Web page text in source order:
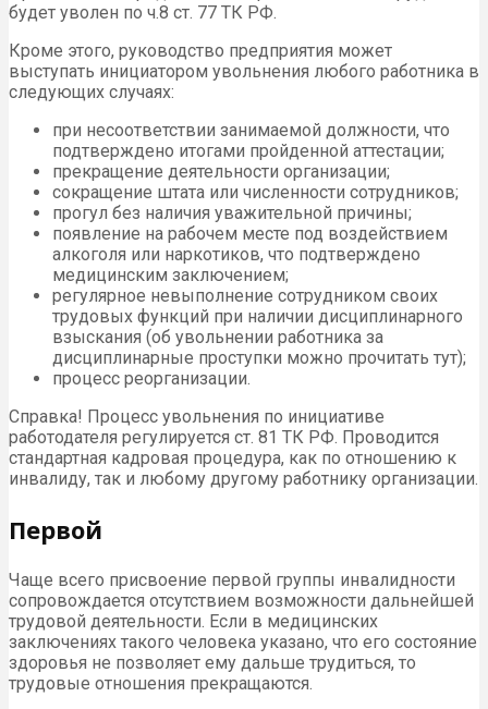
будет уволен по ч.8 ст. 77 ТК РФ.
Кроме этого, руководство предприятия может
выступать инициатором увольнения любого работника в
следующих случаях:
при несоответствии занимаемой должности, что
подтверждено итогами пройденной аттестации;
прекращение деятельности организации;
сокращение штата или численности сотрудников;
прогул без наличия уважительной причины;
появление на рабочем месте под воздействием
алкоголя или наркотиков, что подтверждено
медицинским заключением;
регулярное невыполнение сотрудником своих
трудовых функций при наличии дисциплинарного
взыскания (об увольнении работника за
дисциплинарные проступки можно прочитать тут);
процесс реорганизации.
Справка! Процесс увольнения по инициативе
работодателя регулируется ст. 81 ТК РФ. Проводится
стандартная кадровая процедура, как по отношению к
инвалиду, так и любому другому работнику организации.
Первой
Чаще всего присвоение первой группы инвалидности
сопровождается отсутствием возможности дальнейшей
трудовой деятельности. Если в медицинских
заключениях такого человека указано, что его состояние
здоровья не позволяет ему дальше трудиться, то
трудовые отношения прекращаются.